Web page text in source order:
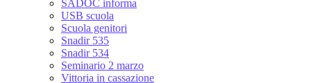
SADOC informa
USB scuola
Scuola genitori
Snadir 535
Snadir 534
Seminario 2 marzo
Vittoria in cassazione